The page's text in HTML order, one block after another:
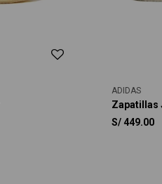
ADIDAS
Zapatillas
S/ 449.00